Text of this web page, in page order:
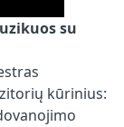
su
kūrinius: